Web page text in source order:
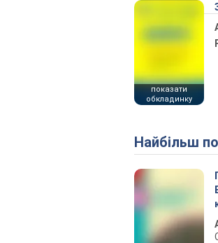
показати
обкладинку
Найбільш